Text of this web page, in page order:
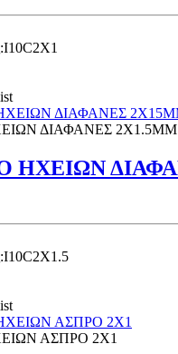
ΔΙΑΦΑΝΕΣ 2Χ1.5ΜΜ
ΗΧΕΙΩΝ
ΑΣΠΡΟ 2Χ1